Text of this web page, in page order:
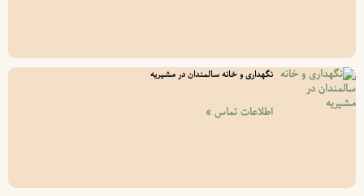
نگهداری و خانه سالمندان در مشیریه
اطلاعات تماس »